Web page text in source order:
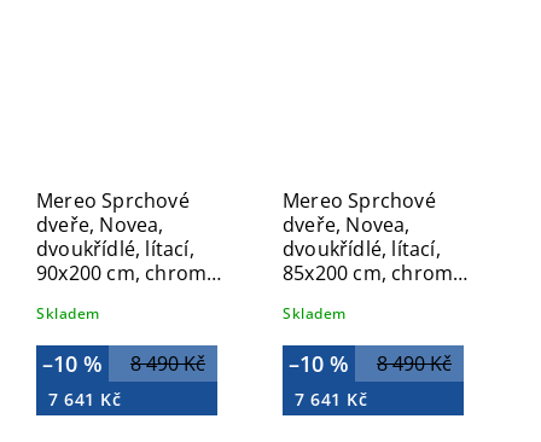
Mereo Sprchové
dveře, Novea,
dvoukřídlé, lítací,
90x200 cm, chrom
CK80523Z
Skladem
8 490 Kč
–10 %
7 641 Kč
Mereo Sprchové
dveře, Novea,
dvoukřídlé, lítací,
85x200 cm, chrom
CK80573Z
Skladem
8 490 Kč
–10 %
7 641 Kč